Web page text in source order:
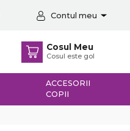
Contul meu
Cosul Meu
Cosul este gol
ACCESORII
COPII